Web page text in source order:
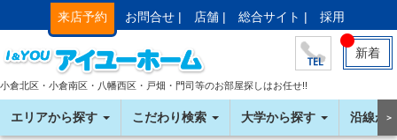
来店予約 お問合せ | 店舗 | 総合サイト | 採用
新着
小倉北区・小倉南区・八幡西区・戸畑・門司等のお部屋探しはお任せ!!
エリアから探す こだわり検索 大学から探す 沿線か＞